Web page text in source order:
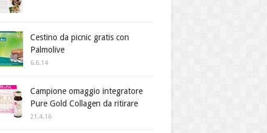
Cestino da picnic gratis con
Palmolive
6.6.14
Campione omaggio integratore
Pure Gold Collagen da ritirare
21.4.16